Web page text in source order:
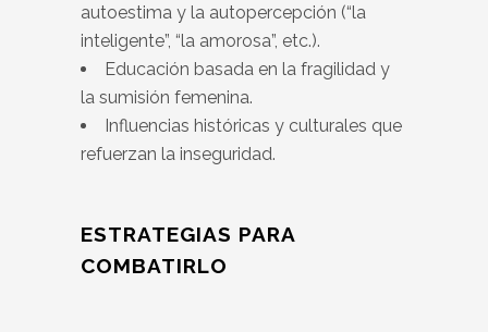
autoestima y la autopercepción (“la
inteligente”, “la amorosa”, etc.).
Educación basada en la fragilidad y
la sumisión femenina.
Influencias históricas y culturales que
refuerzan la inseguridad.
ESTRATEGIAS PARA
COMBATIRLO